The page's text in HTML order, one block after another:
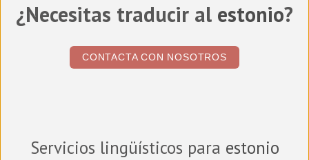
¿Necesitas traducir al estonio?
CONTACTA CON NOSOTROS
Servicios lingüísticos para estonio